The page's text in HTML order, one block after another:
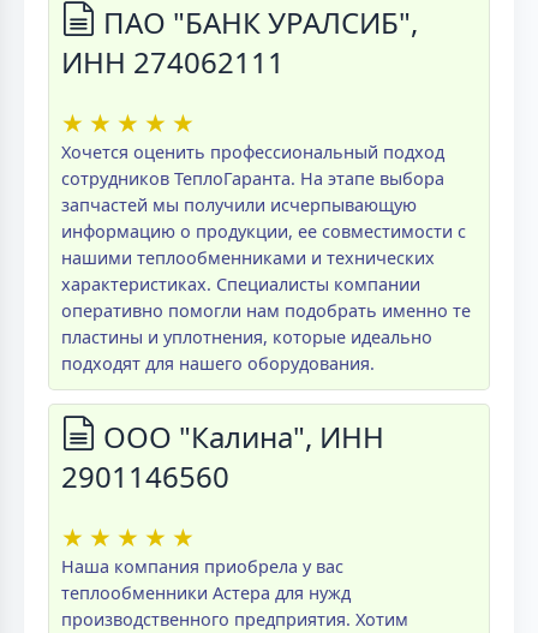
ПАО "БАНК УРАЛСИБ",
ИНН 274062111
★ ★ ★ ★ ★
Хочется оценить профессиональный подход
сотрудников ТеплоГаранта. На этапе выбора
запчастей мы получили исчерпывающую
информацию о продукции, ее совместимости с
нашими теплообменниками и технических
характеристиках. Специалисты компании
оперативно помогли нам подобрать именно те
пластины и уплотнения, которые идеально
подходят для нашего оборудования.
ООО "Калина", ИНН
2901146560
★ ★ ★ ★ ★
Наша компания приобрела у вас
теплообменники Астера для нужд
производственного предприятия. Хотим